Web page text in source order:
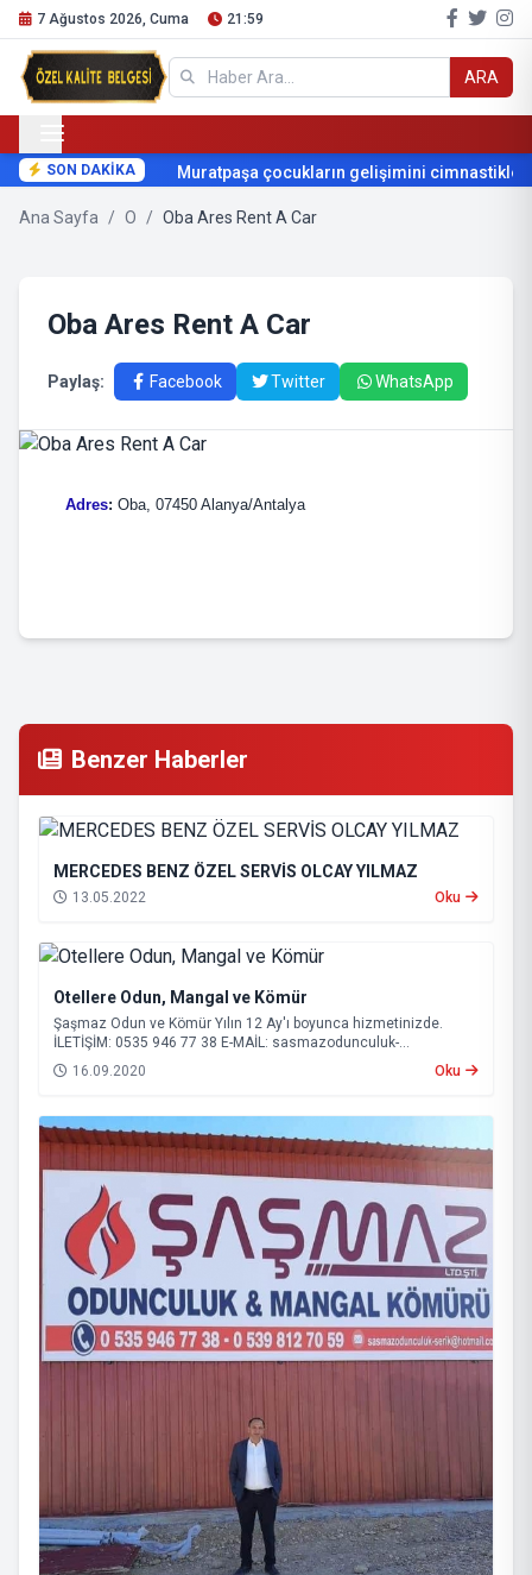
7 Ağustos 2026, Cuma 21:59
ARA
SON DAKİKA Muratpaşa çocukların gelişimini cimnastikle
Ana Sayfa / O / Oba Ares Rent A Car
Oba Ares Rent A Car
Paylaş: Facebook Twitter WhatsApp
Adres: Oba, 07450 Alanya/Antalya
Benzer Haberler
MERCEDES BENZ ÖZEL SERVİS OLCAY YILMAZ
13.05.2022 Oku
Otellere Odun, Mangal ve Kömür
Şaşmaz Odun ve Kömür Yılın 12 Ay'ı boyunca hizmetinizde.
İLETİŞİM: 0535 946 77 38 E-MAİL: sasmazodunculuk-
serik@hotmail.com
16.09.2020 Oku